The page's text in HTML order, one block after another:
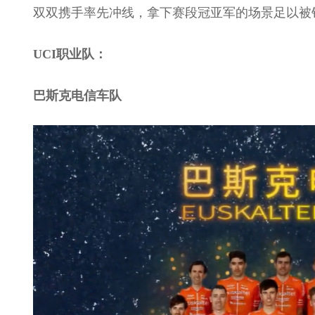
双双携手率先冲线，拿下赛段冠亚军的场景足以被
UCI职业队：
巴斯克电信车队